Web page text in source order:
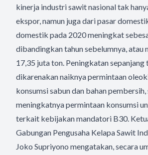
kinerja industri sawit nasional tak
ekspor, namun juga dari pasar
domestik pada 2020 meningkat
dibandingkan tahun sebelumnya, atau
17,35 juta ton. Peningkatan
dikarenakan naiknya permintaan
konsumsi sabun dan bahan
meningkatnya permintaan konsumsi
terkait kebijakan mandatori B30.
Gabungan Pengusaha Kelapa Sawit
Joko Supriyono mengatakan, secara